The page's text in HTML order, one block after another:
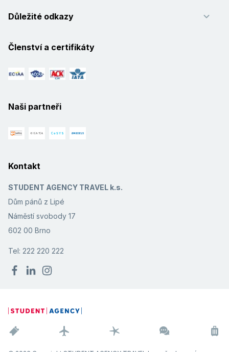
Důležité odkazy
Členství a certifikáty
Naši partneři
Kontakt
STUDENT AGENCY TRAVEL k.s.
Dům pánů z Lipé
Náměstí svobody 17
602 00 Brno
Tel: 222 220 222